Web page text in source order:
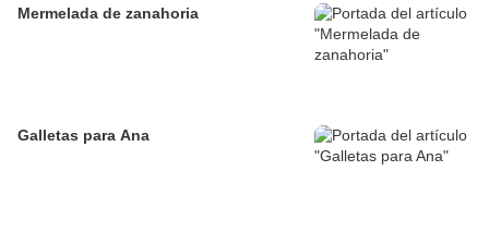
Mermelada de zanahoria
Galletas para Ana